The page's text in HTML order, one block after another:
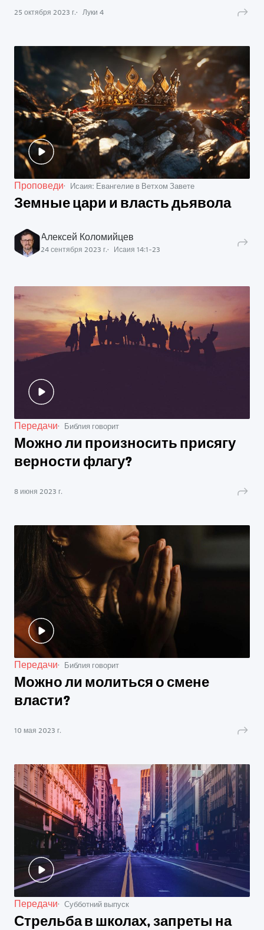
25 октября 2023 г. Луки 4
Проповеди Исаия: Евангелие в Ветхом Завете
Земные цари и власть дьявола
Алексей Коломийцев
24 сентября 2023 г. Исаия 14:1-23
Передачи Библия говорит
Можно ли произносить присягу
верности флагу?
8 июня 2023 г.
Передачи Библия говорит
Можно ли молиться о смене
власти?
10 мая 2023 г.
Передачи Субботний выпуск
Стрельба в школах, запреты на